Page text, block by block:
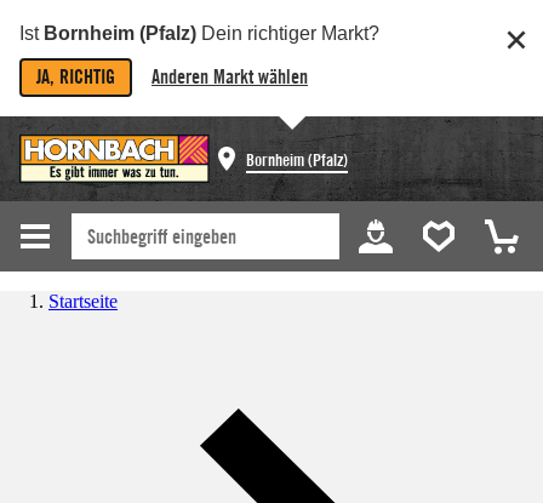
Ist Bornheim (Pfalz) Dein richtiger Markt?
JA, RICHTIG Anderen Markt wählen
Bornheim (Pfalz)
Startseite